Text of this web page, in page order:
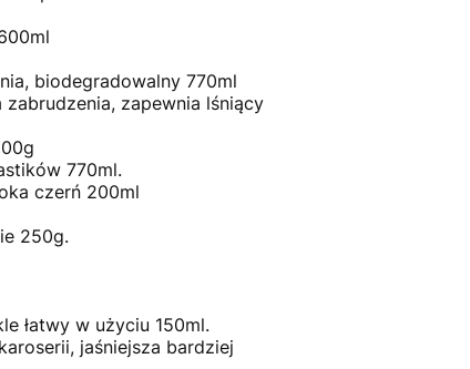
biodegradowalny 770ml
zapewnia lśniący
770ml.
czerń 200ml
250g.
łatwy w użyciu 150ml.
jaśniejsza bardziej